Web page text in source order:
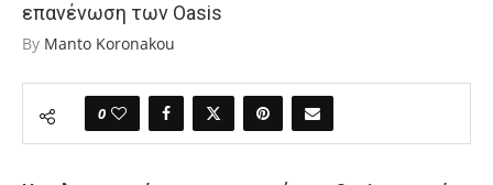
επανένωση των Oasis
By Manto Koronakou
0